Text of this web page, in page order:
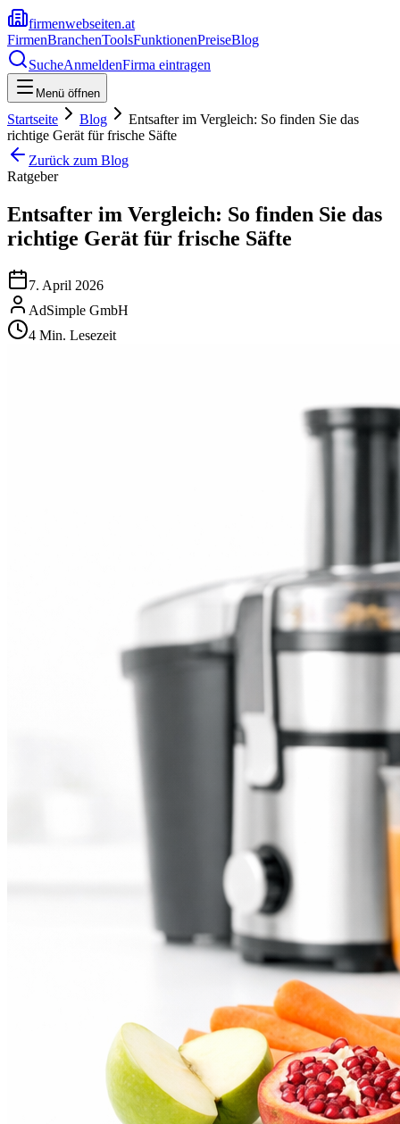
firmenwebseiten.at
FirmenBranchenToolsFunktionenPreiseBlog
SucheAnmeldenFirma eintragen
Menü öffnen
Startseite Blog
Entsafter im Vergleich: So finden Sie das
richtige Gerät für frische Säfte
Zurück zum Blog
Ratgeber
Entsafter im Vergleich: So finden Sie das
richtige Gerät für frische Säfte
7. April 2026
AdSimple GmbH
4 Min. Lesezeit